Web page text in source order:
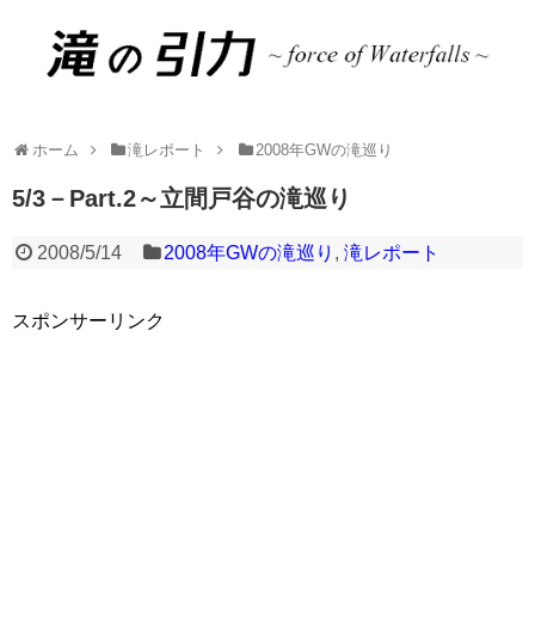
ホーム 滝レポート 2008年GWの滝巡り
5/3－Part.2～立間戸谷の滝巡り
2008/5/14 2008年GWの滝巡り ,滝レポート
スポンサーリンク